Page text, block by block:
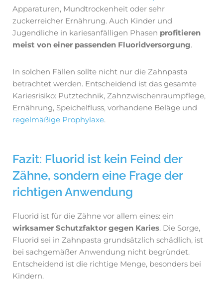
Apparaturen, Mundtrockenheit oder sehr
zuckerreicher Ernährung. Auch Kinder und
Jugendliche in kariesanfälligen Phasen profitieren
meist von einer passenden Fluoridversorgung.
In solchen Fällen sollte nicht nur die Zahnpasta
betrachtet werden. Entscheidend ist das gesamte
Kariesrisiko: Putztechnik, Zahnzwischenraumpflege,
Ernährung, Speichelfluss, vorhandene Beläge und
regelmäßige Prophylaxe.
Fazit: Fluorid ist kein Feind der
Zähne, sondern eine Frage der
richtigen Anwendung
Fluorid ist für die Zähne vor allem eines: ein
wirksamer Schutzfaktor gegen Karies. Die Sorge,
Fluorid sei in Zahnpasta grundsätzlich schädlich, ist
bei sachgemäßer Anwendung nicht begründet.
Entscheidend ist die richtige Menge, besonders bei
Kindern.